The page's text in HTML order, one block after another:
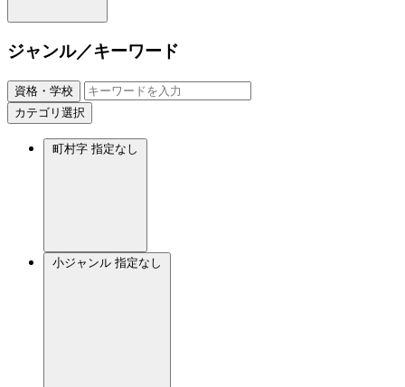
ジャンル／キーワード
資格・学校
カテゴリ選択
町村字 指定なし
小ジャンル 指定なし